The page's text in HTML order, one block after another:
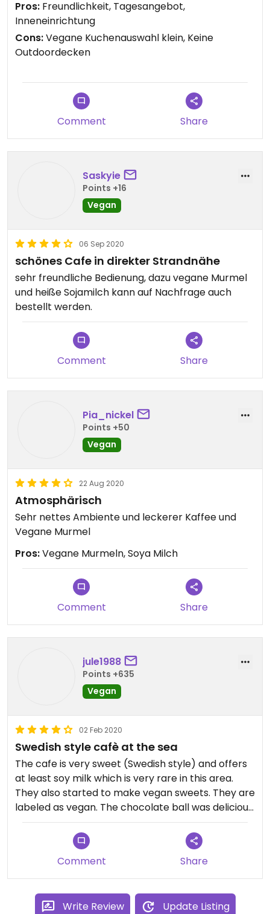
Pros: Freundlichkeit, Tagesangebot,
Inneneinrichtung
Cons:Vegane Kuchenauswahl klein, Keine
Outdoordecken
Comment Share
Saskyie
Points +16
Vegan
06 Sep 2020
schönes Cafe in direkter Strandnähe
sehr freundliche Bedienung, dazu vegane Murmel
und heiße Sojamilch kann auf Nachfrage auch
bestellt werden.
Comment Share
Pia_nickel
Points +50
Vegan
22 Aug 2020
Atmosphärisch
Sehr nettes Ambiente und leckerer Kaffee und
Vegane Murmel
Pros:Vegane Murmeln, Soya Milch
Comment Share
jule1988
Points +635
Vegan
02 Feb 2020
Swedish style cafè at the sea
The cafe is very sweet (Swedish style) and offers
at least soy milk which is very rare in this area.
They also started to make vegan sweets. They are
labeled as vegan. The chocolate ball was delicious.
Additionally there were other vegan balls offered.
It’s not much, but has great potential.
Comment
Share
Write Review Update Listing